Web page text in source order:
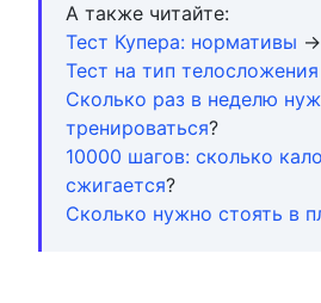
А также читайте:
Тест Купера: нормативы →
Тест на тип телосложения
Сколько раз в неделю
тренироваться?
10000 шагов: сколько
сжигается?
Сколько нужно стоять в